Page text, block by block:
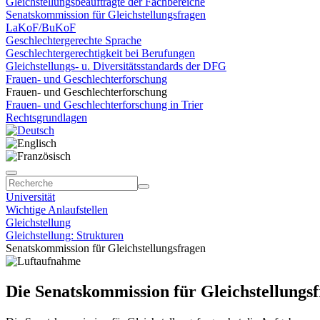
Senatskommission für Gleichstellungsfragen
LaKoF/BuKoF
Geschlechtergerechte Sprache
Geschlechtergerechtigkeit bei Berufungen
Gleichstellungs- u. Diversitätsstandards der DFG
Frauen- und Geschlechterforschung
Frauen- und Geschlechterforschung
Frauen- und Geschlechterforschung in Trier
Rechtsgrundlagen
Universität
Wichtige Anlaufstellen
Gleichstellung
Gleichstellung: Strukturen
Senatskommission für Gleichstellungsfragen
Die Senatskommission für